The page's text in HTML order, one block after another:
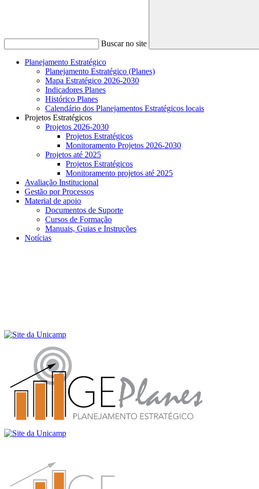
Buscar no site
Buscar
Planejamento Estratégico
Planejamento Estratégico (Planes)
Mapa Estratégico 2026-2030
Indicadores Planes
Histórico Planes
Calendário dos Planejamentos Estratégicos locais
Projetos Estratégicos
Projetos 2026-2030
Projetos Estratégicos
Monitoramento Projetos 2026-2030
Projetos até 2025
Projetos Estratégicos
Monitoramento projetos até 2025
Avaliação Institucional
Gestão por Processos
Material de apoio
Documentos de Suporte
Cursos de Formação
Manuais, Guias e Instruções
Notícias